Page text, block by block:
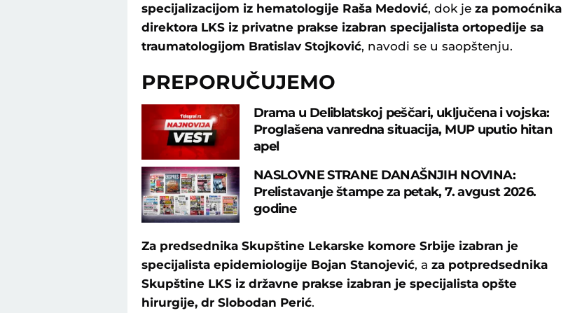
specijalizacijom iz hematologije Raša Medović, dok je za pomoćnika
direktora LKS iz privatne prakse izabran specijalista ortopedije sa
traumatologijom Bratislav Stojković, navodi se u saopštenju.
PREPORUČUJEMO
Drama u Deliblatskoj peščari, uključena i vojska:
Proglašena vanredna situacija, MUP uputio hitan
apel
NASLOVNE STRANE DANAŠNJIH NOVINA:
Prelistavanje štampe za petak, 7. avgust 2026.
godine
Za predsednika Skupštine Lekarske komore Srbije izabran je
specijalista epidemiologije Bojan Stanojević, a za potpredsednika
Skupštine LKS iz državne prakse izabran je specijalista opšte
hirurgije, dr Slobodan Perić.
25 C
Priština